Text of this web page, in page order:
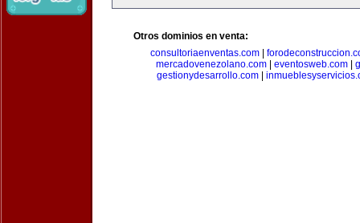
Otros dominios en venta:
consultoriaenventas.com
mercadovenezolano.com
eventosweb.com
gestionydesarrollo.com